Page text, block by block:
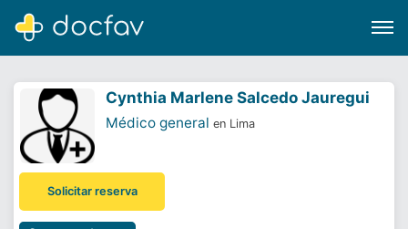
Software para clínicas
Cynthia Marlene Salcedo Jauregui
Médico general en Lima
Solicitar reserva